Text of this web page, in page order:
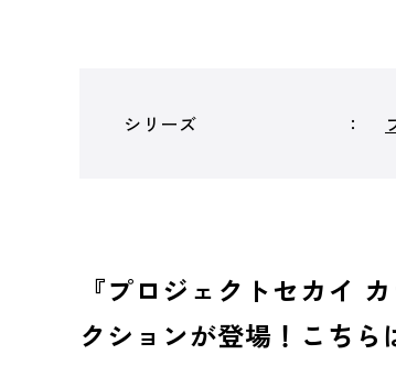
シリーズ
『プロジェクトセカイ
クションが登場！こちら